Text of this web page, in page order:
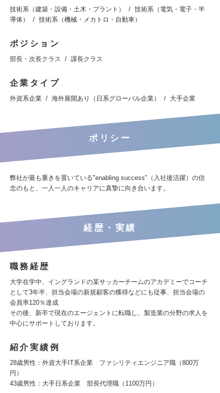
技術系（建築・設備・土木・プラント）
技術系（電気・電子・半
導体）
技術系（機械・メカトロ・自動車）
ポジション
部長・次長クラス 課長クラス
企業タイプ
外資系企業 海外展開あり（日系グローバル企業） 大手企業
ポリシー
弊社が最も重きを置いている"enabling success"（入社後活躍）の信
念のもと、一人一人のキャリアに真摯に向き合います。
経歴・実績
職務経歴
大学在学中、イングランドの某サッカーチームのアカデミーでコーチ
として3年半、担当会場の新規顧客の獲得などにも従事、担当会場の
会員率120％達成
その後、新卒で現在のエージェントに転職し、製造業の分野の求人を
中心にサポートしております。
紹介実績例
28歳男性：外資大手IT系企業 ファシリティエンジニア職（800万
円）
43歳男性：大手日系企業 部長代理職（1100万円）